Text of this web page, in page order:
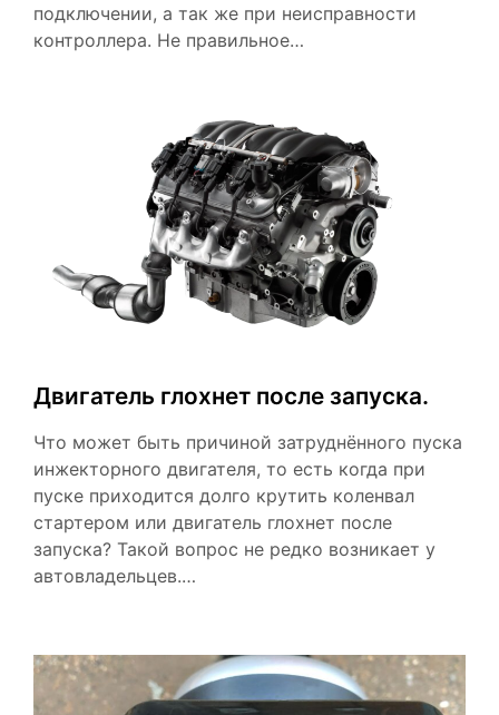
подключении, а так же при неисправности
контроллера. Не правильное…
Двигатель глохнет после запуска.
Что может быть причиной затруднённого пуска
инжекторного двигателя, то есть когда при
пуске приходится долго крутить коленвал
стартером или двигатель глохнет после
запуска? Такой вопрос не редко возникает у
автовладельцев.…